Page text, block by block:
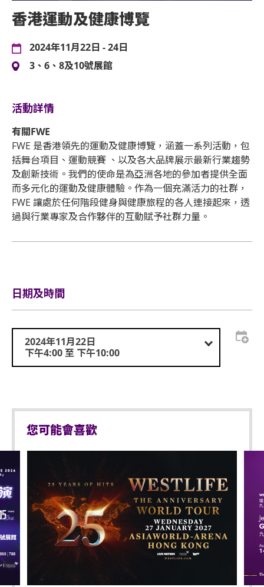
香港運動及健康博覽
2024年11月22日 - 24日
3、6、8及10號展館
活動詳情
有關FWE
FWE 是香港領先的運動及健康博覽，涵蓋一系列活動，包
括舞台項目、運動競賽 、以及各大品牌展示最新行業趨勢
及創新技術。我們的使命是為亞洲各地的參加者提供全面
而多元化的運動及健康體驗。作為一個充滿活力的社群，
FWE 讓處於任何階段健身與健康旅程的各人連接起來，透
過與行業專家及合作夥伴的互動賦予社群力量。
日期及時間
2024年11月22日
下午4:00 至 下午10:00
您可能會喜歡